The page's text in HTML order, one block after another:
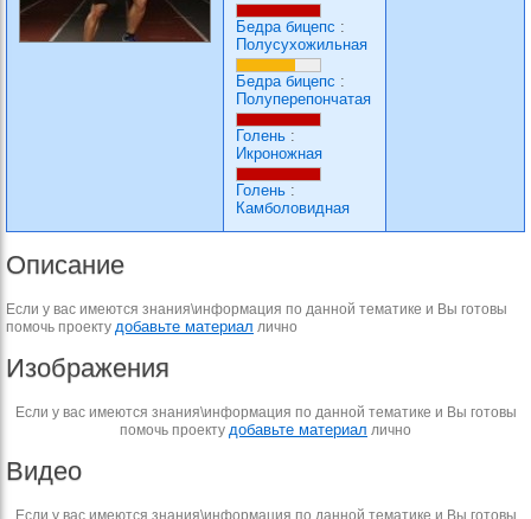
Бедра бицепс :
Полусухожильная
Бедра бицепс :
Полуперепончатая
Голень :
Икроножная
Голень :
Камболовидная
Описание
Если у вас имеются знания\информация по данной тематике и Вы готовы
помочь проекту добавьте материал лично
Изображения
Если у вас имеются знания\информация по данной тематике и Вы готовы
помочь проекту добавьте материал лично
Видео
Если у вас имеются знания\информация по данной тематике и Вы готовы